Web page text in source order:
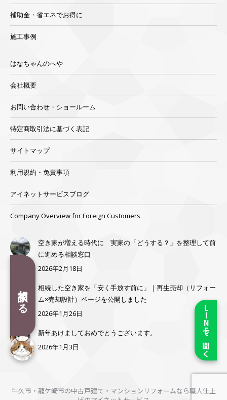
補助金・省エネでお得に
施工事例
はなちゃんのへや
会社概要
お問い合わせ・ショールーム
特定商取引法に基づく表記
サイトマップ
利用規約・免責事項
アイネットサービスブログ
Company Overview for Foreign Customers
空き家が増える時代に 実家の「どうする？」を整理して前
に進める相談窓口
2026年2月18日
相続した空き家を「安く手放す前に」｜再生売却（リフォー
ム×売却設計）ページを公開しました
2026年1月26日
新年あけましておめでとうございます。
2026年1月3日
牛久市・龍ケ崎市の中古戸建て・マンションリフォームなら職人仕上
相談する
LINEで聞く